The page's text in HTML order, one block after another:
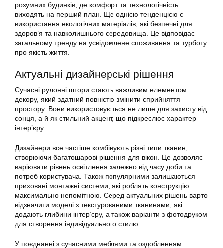
розумних будинків, де комфорт та технологічність
виходять на перший план. Ще однією тенденцією є
використання екологічних матеріалів, які безпечні для
здоров’я та навколишнього середовища. Це відповідає
загальному тренду на усвідомлене споживання та турботу
про якість життя.
Актуальні дизайнерські рішення
Сучасні рулонні штори стають важливим елементом
декору, який здатний повністю змінити сприйняття
простору. Вони використовуються не лише для захисту від
сонця, а й як стильний акцент, що підкреслює характер
інтер’єру.
Дизайнери все частіше комбінують різні типи тканин,
створюючи багатошарові рішення для вікон. Це дозволяє
варіювати рівень освітлення залежно від часу доби та
потреб користувача. Також популярними залишаються
приховані монтажні системи, які роблять конструкцію
максимально непомітною. Серед актуальних рішень варто
відзначити моделі з текстурованими тканинами, які
додають глибини інтер’єру, а також варіанти з фотодруком
для створення індивідуального стилю.
У поєднанні з сучасними меблями та оздобленням